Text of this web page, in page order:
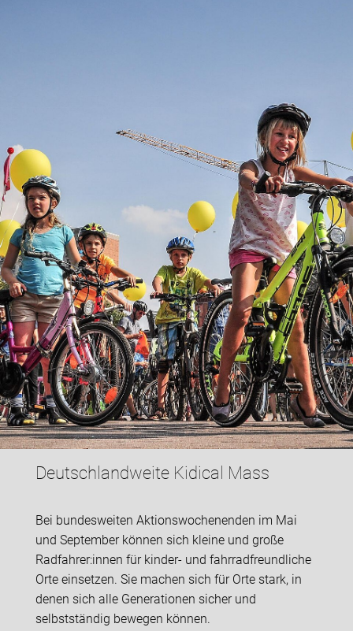
Deutschlandweite Kidical Mass
Bei bundesweiten Aktionswochenenden im Mai
und September können sich kleine und große
Radfahrer:innen für kinder- und fahrradfreundliche
Orte einsetzen. Sie machen sich für Orte stark, in
denen sich alle Generationen sicher und
selbstständig bewegen können.